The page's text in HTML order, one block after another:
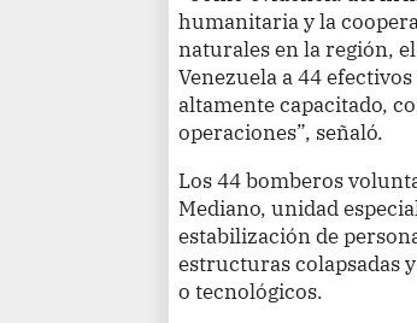
humanitaria y la
naturales en la región,
Venezuela a 44
altamente capacitado,
operaciones”, señaló.
Los 44 bomberos
Mediano, unidad
estabilización de
estructuras colapsadas
o tecnológicos.